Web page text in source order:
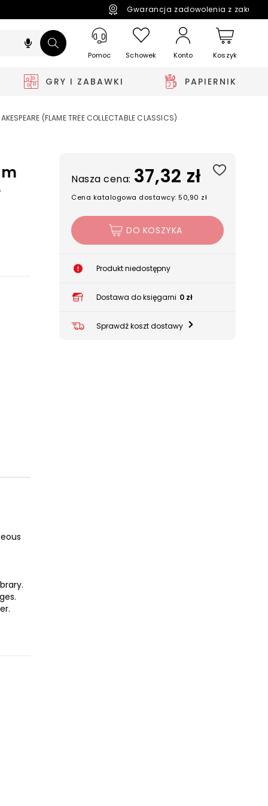
Gwarancja zadowolenia z
Pomoc Schowek Konto Koszyk
GRY I ZABAWKI PAPIERNIK
(FLAME TREE COLLECTABLE CLASSICS)
Nasza cena: 37,32 zł
Cena katalogowa dostawcy: 50,90 zł
DO KOSZYKA
Produkt niedostępny
Dostawa do księgarni 0 zł
Sprawdź koszt dostawy